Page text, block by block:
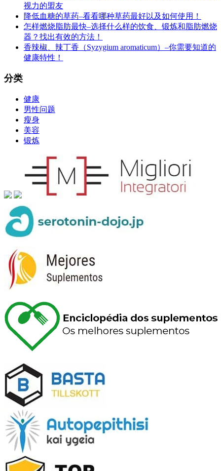
视力的盟友
降低血糖的草药–看看哪种草药最好以及如何使用！
怎样燃烧脂肪最快–选择什么样的饮食、锻炼和脂肪燃烧
器？找出有效的方法！
香辣椒、辣丁香（Syzygium aromaticum）–你需要知道的
健康特性！
分类
健康
男性问题
瘦身
美容
锻炼